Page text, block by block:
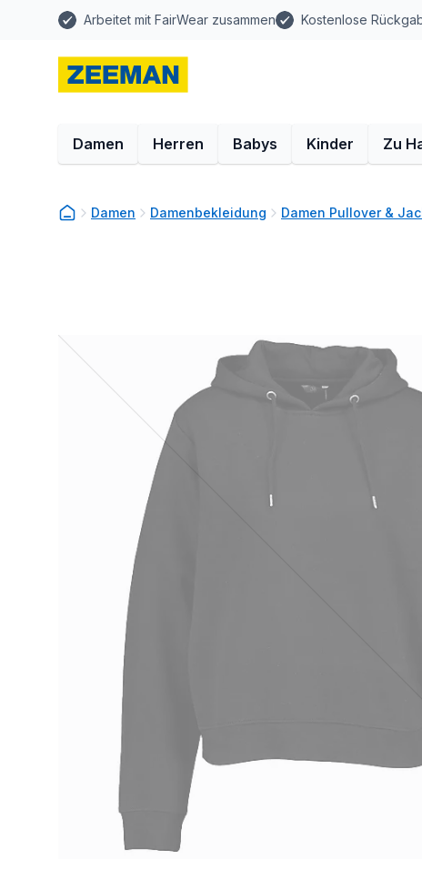
Arbeitet mit FairWear zusammen Kostenlose
Damen Herren Babys Kinder Zu
Damen Damenbekleidung Damen Pullover &